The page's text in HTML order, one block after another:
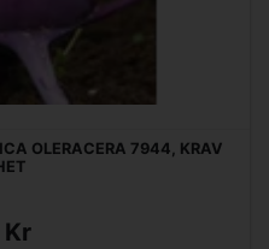
OLERACERA 7944, KRAV